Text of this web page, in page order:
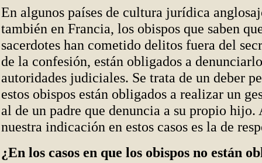
En algunos países de cultura jurídica
también en Francia, los obispos que saben
sacerdotes han cometido delitos fuera del
de la confesión, están obligados a
autoridades judiciales. Se trata de un deber
estos obispos están obligados a realizar un
al de un padre que denuncia a su propio hijo.
nuestra indicación en estos casos es la de
¿En los casos en que los obispos no están